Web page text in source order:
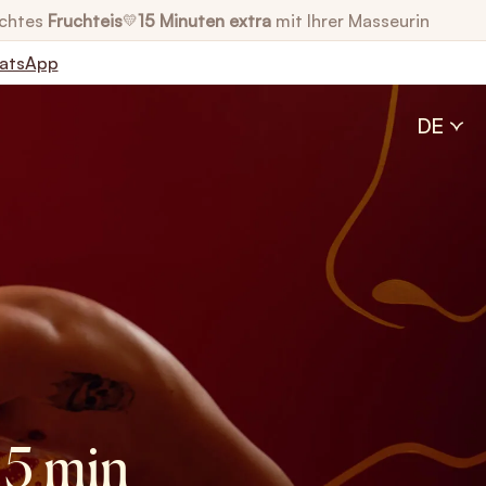
Fruchteis💛15 Minuten extra mit Ihrer Masseurin
DE
min